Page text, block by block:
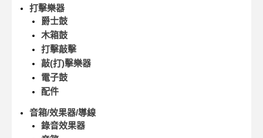
打擊樂器
爵士鼓
木箱鼓
打擊敲擊
敲(打)擊樂器
電子鼓
配件
音箱/效果器/導線
錄音效果器